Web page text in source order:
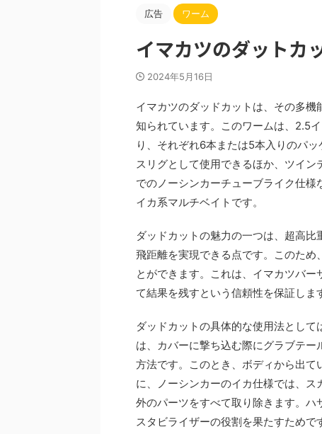
広告 ワーム
イマカツのダットカ
2024年5月16日
イマカツのダッドカットは、その多
知られています。このワームは、2.5
り、それぞれ6本または5本入りのパ
スリグとして使用できるほか、ツイ
でのノーシンカーチューブライク仕
イカ系マルチベイトです。
ダッドカットの魅力の一つは、超高
飛距離を実現できる点です。このため
とができます。これは、イマカツバ
て結果を残すという信頼性を保証しま
ダッドカットの具体的な使用法とし
は、カバーに撃ち込む際にグラブテ
方法です。このとき、ボディから出
に、ノーシンカーのイカ仕様では、
外のパーツをすべて取り除きます。
スタビライザーの役割を果たすためで